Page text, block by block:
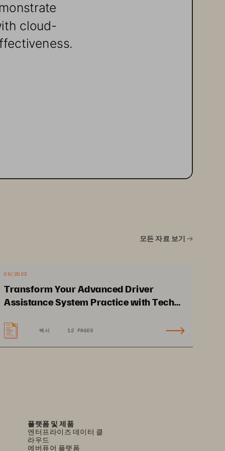
cloud-
모든 자료 보기
08/2023
Transform Your Advanced Driver
Assistance System Practice with Tech
백서 12 PAGES
플랫폼 및 제품
엔터프라이즈 데이터 클
라우드
에버퓨어 플랫폼